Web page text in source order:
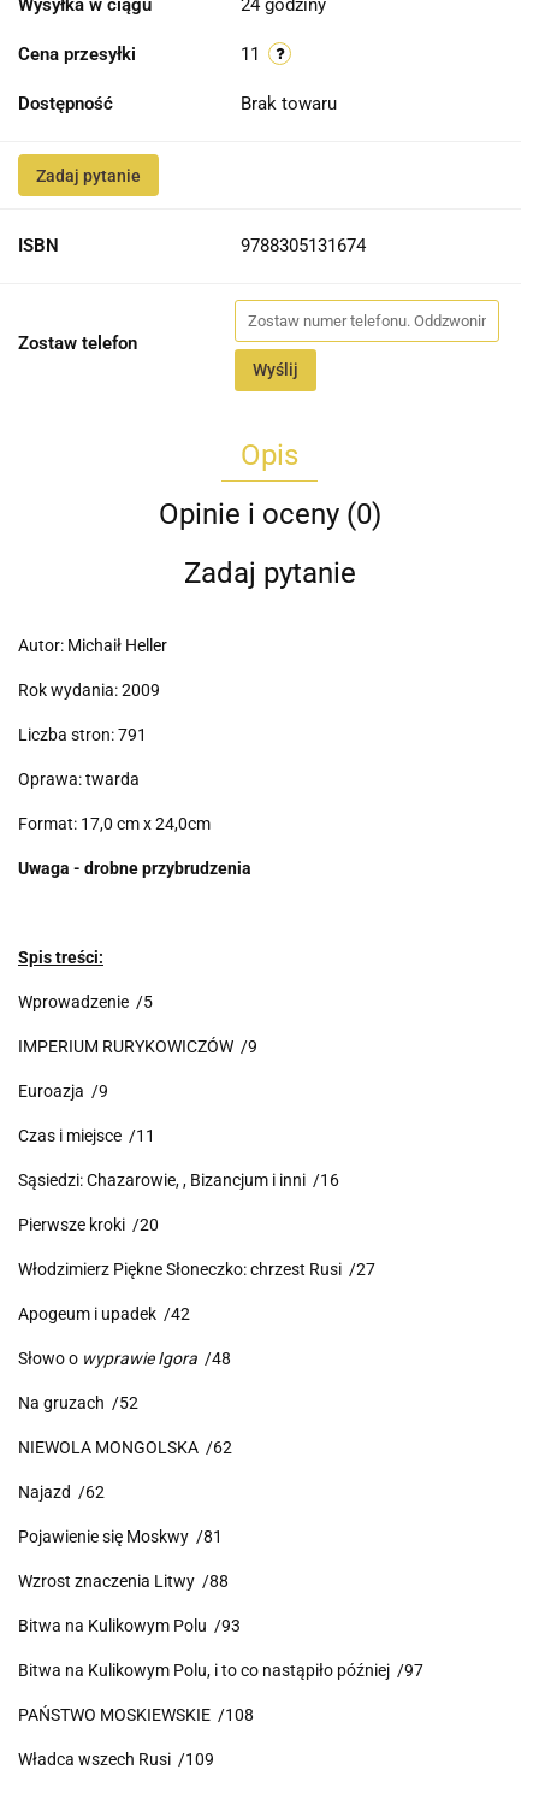
Wysyłka w ciągu 24 godziny
Cena przesyłki 11
Dostępność Brak towaru
Zadaj pytanie
ISBN 9788305131674
Zostaw telefon
Wyślij
Opis
Opinie i oceny (0)
Zadaj pytanie
Autor: Michaił Heller
Rok wydania: 2009
Liczba stron: 791
Oprawa: twarda
Format: 17,0 cm x 24,0cm
Uwaga - drobne przybrudzenia
Spis treści:
Wprowadzenie /5
IMPERIUM RURYKOWICZÓW /9
Euroazja /9
Czas i miejsce /11
Sąsiedzi: Chazarowie, , Bizancjum i inni /16
Pierwsze kroki /20
Włodzimierz Piękne Słoneczko: chrzest Rusi /27
Apogeum i upadek /42
Słowo o wyprawie Igora /48
Na gruzach /52
NIEWOLA MONGOLSKA /62
Najazd /62
Pojawienie się Moskwy /81
Wzrost znaczenia Litwy /88
Bitwa na Kulikowym Polu /93
Bitwa na Kulikowym Polu, i to co nastąpiło później /97
PAŃSTWO MOSKIEWSKIE /108
Władca wszech Rusi /109